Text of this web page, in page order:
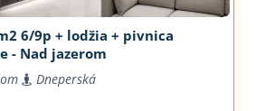
6/9p + lodžia + pivnica
- Nad jazerom
Dneperská